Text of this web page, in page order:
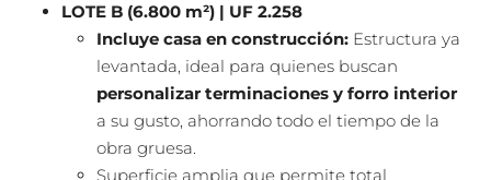
LOTE B (6.800 m²) | UF 2.258
Incluye casa en construcción: Estructura ya
levantada, ideal para quienes buscan
personalizar terminaciones y forro interior
a su gusto, ahorrando todo el tiempo de la
obra gruesa.
Superficie amplia que permite total